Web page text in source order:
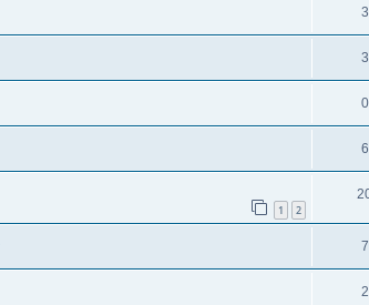
3
3
0
6
1 2
7
2